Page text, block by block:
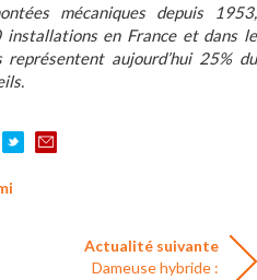
mécaniques depuis 1953,
en France et dans le
représentent aujourd’hui 25% du
Actualité suivante
Dameuse hybride :